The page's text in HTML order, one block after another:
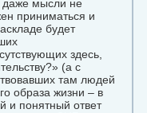
даже мысли не
приниматься и
будет
здесь,
(а с
там людей
образа жизни – в
и понятный ответ